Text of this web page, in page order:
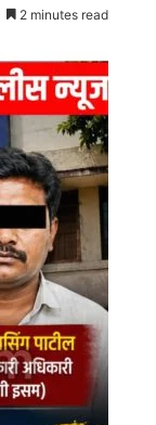
2 minutes read